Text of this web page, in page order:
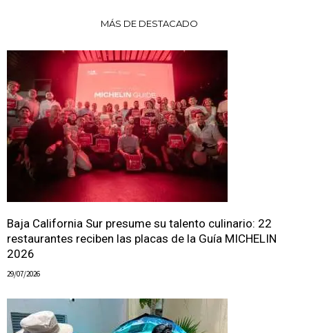
MÁS DE DESTACADO
Baja California Sur presume su talento culinario: 22
restaurantes reciben las placas de la Guía MICHELIN
2026
29/07/2026